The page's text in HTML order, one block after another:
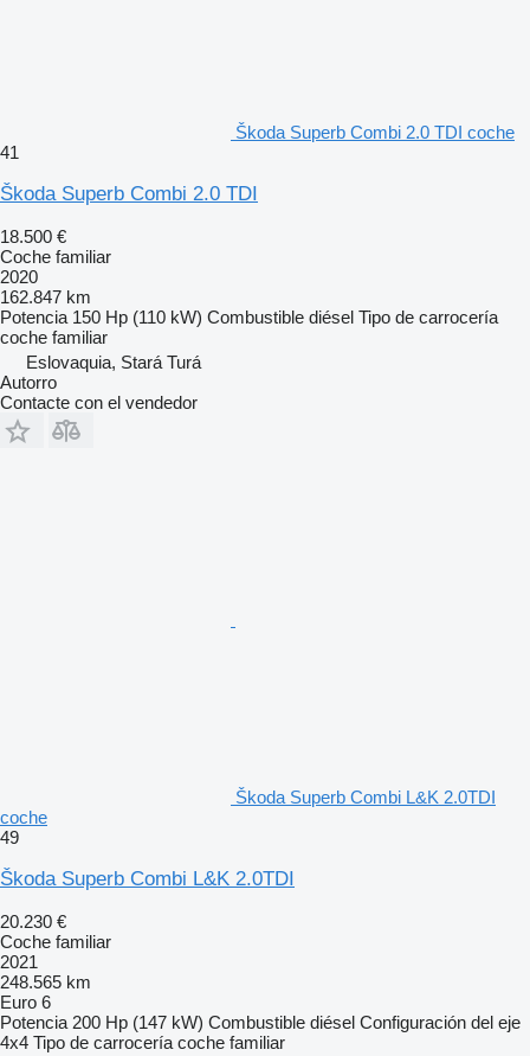
Škoda Superb Combi 2.0 TDI coche
41
Škoda Superb Combi 2.0 TDI
18.500 €
Coche familiar
2020
162.847 km
Potencia 150 Hp (110 kW) Combustible diésel Tipo de carrocería
coche familiar
Eslovaquia, Stará Turá
Autorro
Contacte con el vendedor
Škoda Superb Combi L&K 2.0TDI
coche
49
Škoda Superb Combi L&K 2.0TDI
20.230 €
Coche familiar
2021
248.565 km
Euro 6
Potencia 200 Hp (147 kW) Combustible diésel Configuración del eje
4x4 Tipo de carrocería coche familiar